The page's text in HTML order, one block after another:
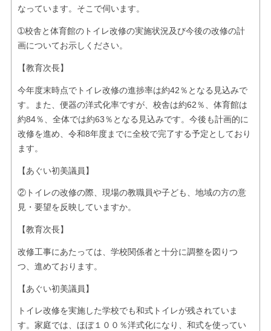
なっています。そこで伺います。
➀校舎と体育館のトイレ改修の実施状況及び今後の改修の計
画についてお示しください。
【教育次長】
今年度末時点でトイレ改修の進捗率は約42％となる見込みで
す。また、便器の洋式化率ですが、校舎は約62％、体育館は
約84％、全体では約63％となる見込みです。今後も計画的に
改修を進め、令和8年度までに全校で完了する予定としており
ます。
【あぐい初美議員】
②トイレの改修の際、現場の教職員や子ども、地域の方の意
見・要望を反映していますか。
【教育次長】
改修工事にあたっては、学校関係者と十分に調整を図りつ
つ、進めております。
【あぐい初美議員】
トイレ改修を実施した学校でも和式トイレが残されていま
す。家庭では、ほぼ１００％洋式化になり、和式を使ってい